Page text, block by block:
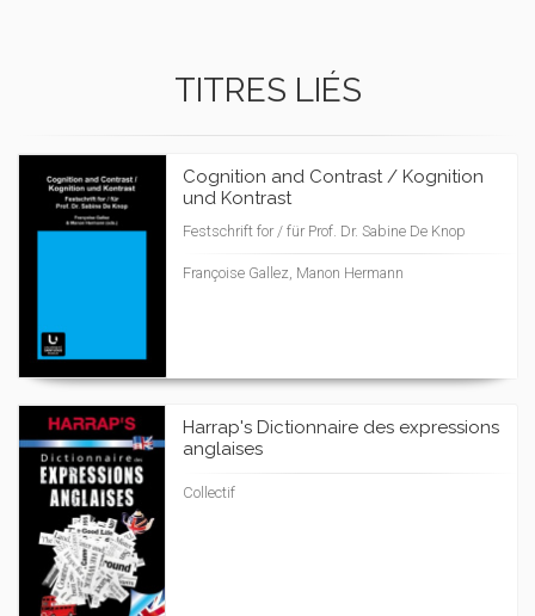
TITRES LIÉS
Cognition and Contrast / Kognition
und Kontrast
Festschrift for / für Prof. Dr. Sabine De Knop
Françoise Gallez, Manon Hermann
Harrap's Dictionnaire des expressions
anglaises
Collectif